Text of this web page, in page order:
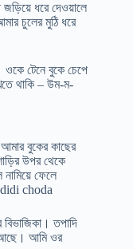
ধরে দেওয়ালে
চুলের মুঠি ধরে
টেনে বুকে চেপে
থাকি – উম-ম-
বুকের কাছের
উপর থেকে
ফেলে
didi choda
তপাদি
আছে। আমি ওর